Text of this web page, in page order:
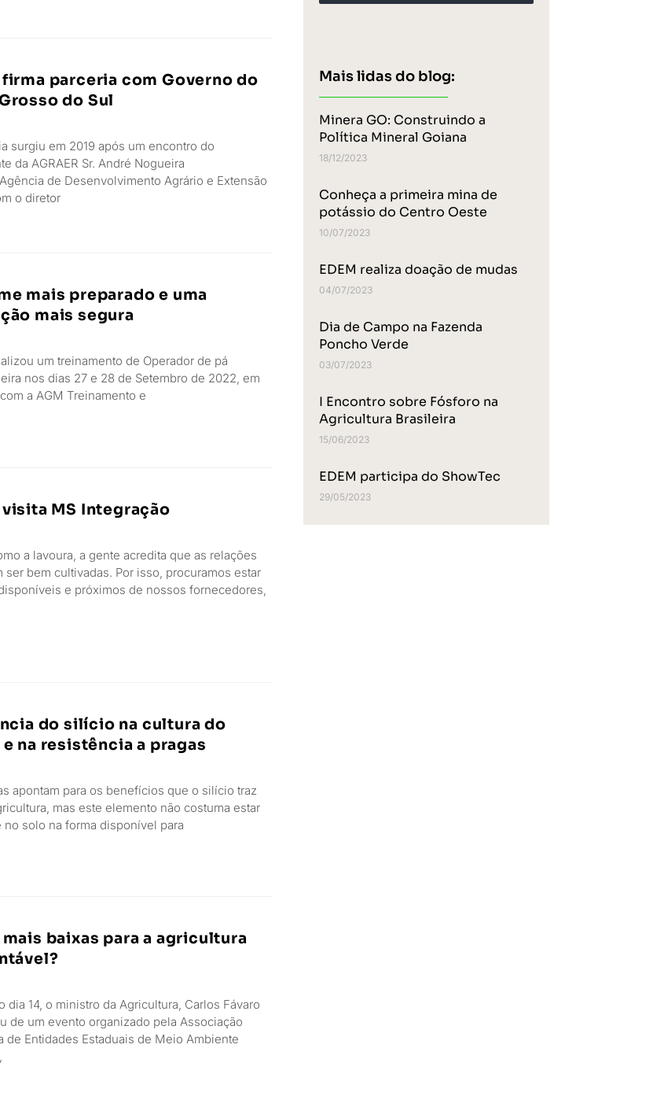
firma parceria com Governo do
do Sul
surgiu em 2019 após um encontro do
da AGRAER Sr. André Nogueira
de Desenvolvimento Agrário e Extensão
o diretor
mais preparado e uma
mais segura
um treinamento de Operador de pá
nos dias 27 e 28 de Setembro de 2022, em
a AGM Treinamento e
visita MS Integração
a lavoura, a gente acredita que as relações
ser bem cultivadas. Por isso, procuramos estar
e próximos de nossos fornecedores,
do silício na cultura do
na resistência a pragas
apontam para os benefícios que o silício traz
mas este elemento não costuma estar
no solo na forma disponível para
mais baixas para a agricultura
dia 14, o ministro da Agricultura, Carlos Fávaro
de um evento organizado pela Associação
de Entidades Estaduais de Meio Ambiente
Mais lidas do blog:
Minera GO: Construindo a
Política Mineral Goiana
18/12/2023
Conheça a primeira mina de
potássio do Centro Oeste
10/07/2023
EDEM realiza doação de mudas
04/07/2023
Dia de Campo na Fazenda
Poncho Verde
03/07/2023
I Encontro sobre Fósforo na
Agricultura Brasileira
15/06/2023
EDEM participa do ShowTec
29/05/2023